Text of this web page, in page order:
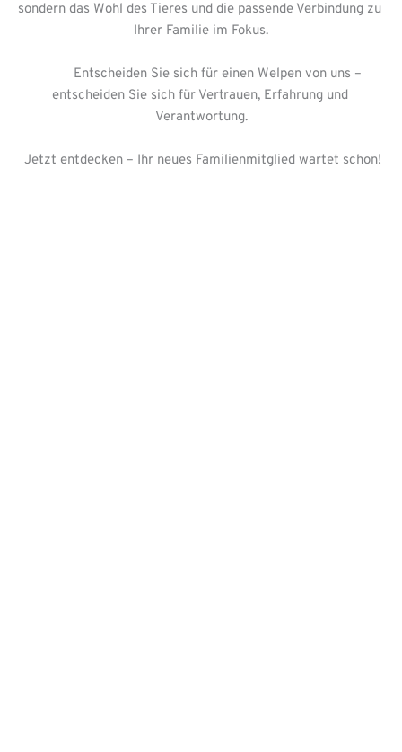
sondern das Wohl des Tieres und die passende Verbindung zu
Ihrer Familie im Fokus.
entscheiden Sie sich für Vertrauen, Erfahrung und
Verantwortung.
Jetzt entdecken – Ihr neues Familienmitglied wartet schon!